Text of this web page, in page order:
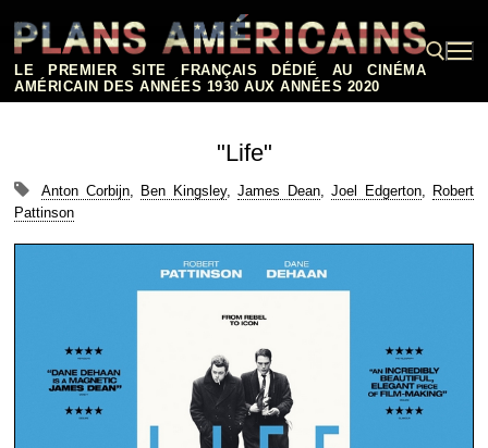
contenu
LE PREMIER SITE FRANÇAIS DÉDIÉ AU CINÉMA
AMÉRICAIN DES ANNÉES 1930 AUX ANNÉES 2020
Rechercher :
"Life"
Anton Corbijn, Ben Kingsley,James Dean,Joel Edgerton, Robert
Pattinson